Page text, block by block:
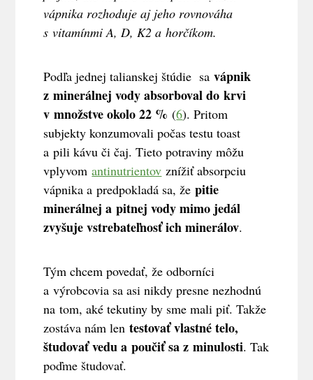
vápnika rozhoduje aj jeho rovnováha
s vitamínmi A, D, K2 a horčíkom.
Podľa jednej talianskej štúdie savápnik
z minerálnej vody absorboval do krvi
v množstve okolo 22 % (6). Pritom
subjekty konzumovali počas testu toast
a pili kávu či čaj. Tieto potraviny môžu
vplyvomantinutrientov znížiť absorpciu
vápnika a predpokladá sa, žepitie
minerálnej a pitnej vody mimo jedál
zvyšuje vstrebateľnosť ich minerálov.
Tým chcem povedať, že odborníci
a výrobcovia sa asi nikdy presne nezhodnú
na tom, aké tekutiny by sme mali piť. Takže
zostáva nám lentestovať vlastné telo,
študovať vedu a poučiť sa z minulosti. Tak
poďme študovať.